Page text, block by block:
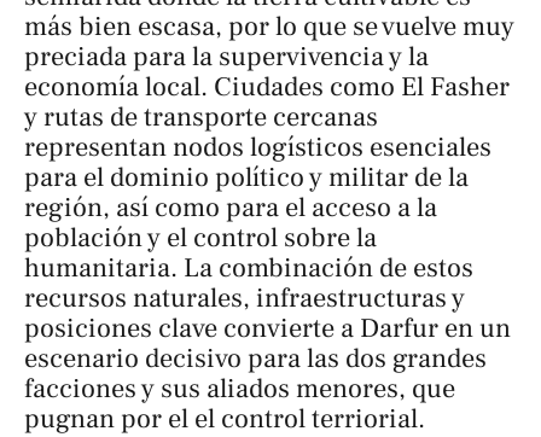
más bien escasa, por lo que se vuelve muy
preciada para la supervivencia y la
economía local. Ciudades como El Fasher
y rutas de transporte cercanas
representan nodos logísticos esenciales
para el dominio político y militar de la
región, así como para el acceso a la
población y el control sobre la
humanitaria. La combinación de estos
recursos naturales, infraestructuras y
posiciones clave convierte a Darfur en un
escenario decisivo para las dos grandes
facciones y sus aliados menores, que
pugnan por el el control terriorial.